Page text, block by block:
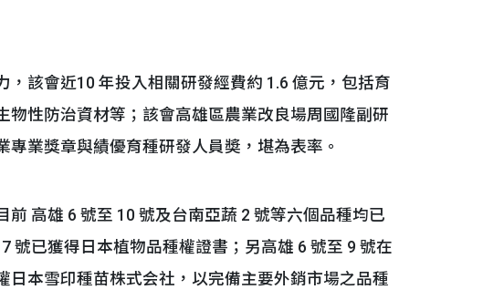
該會近10 年投入相關研發經費約 1.6 億元，包括育
物性防治資材等；該會高雄區農業改良場周國隆副研
業獎章與績優育種研發人員奬，堪為表率。
高雄 6 號至 10 號及台南亞蔬 2 號等六個品種均已
號已獲得日本植物品種權證書；另高雄 6 號至 9 號在
本雪印種苗株式会社，以完備主要外銷市場之品種